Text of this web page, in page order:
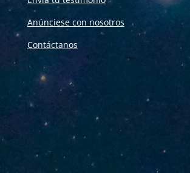
Anúnciese con nosotros
Contáctanos